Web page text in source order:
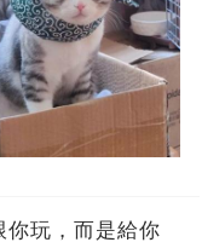
你玩，而是給你